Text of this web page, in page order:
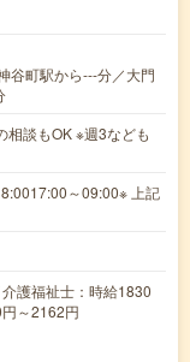
谷町駅から---分／大門
相談もOK ※週3なども
～09:00※ 上記
護福祉士：時給1830
～2162円